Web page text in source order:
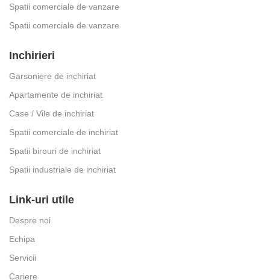
Spatii comerciale de vanzare
Spatii comerciale de vanzare
Inchirieri
Garsoniere de inchiriat
Apartamente de inchiriat
Case / Vile de inchiriat
Spatii comerciale de inchiriat
Spatii birouri de inchiriat
Spatii industriale de inchiriat
Link-uri utile
Despre noi
Echipa
Servicii
Cariere